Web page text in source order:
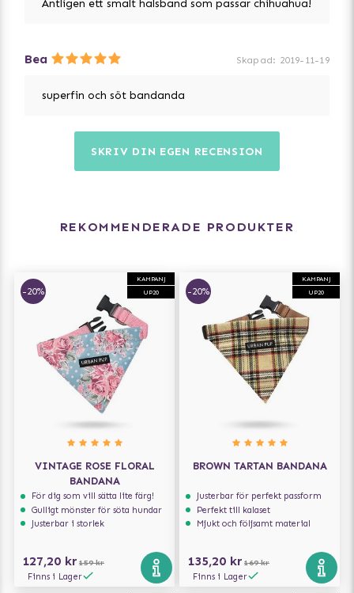
Äntligen ett smalt halsband som passar chihuahua!
Bea Skapad: 2019-11-19
superfin och söt bandanda
SKRIV DIN EGEN RECENSION
REKOMMENDERADE PRODUKTER
KAMPANJ
UP20
-20%
VINTAGE ROSE FLORAL
BANDANA
För dig som vill sätta lite färg!
Gulligt mönster för söta hundar
Justerbar i storlek
127,20 kr 159 kr
Finns i Lager
KAMPANJ
UP20
-20%
BROWN TARTAN BANDANA
Justerbar för perfekt passform
Perfekt till kalaset
Mjukt och följsamt material
135,20 kr 169 kr
Finns i Lager